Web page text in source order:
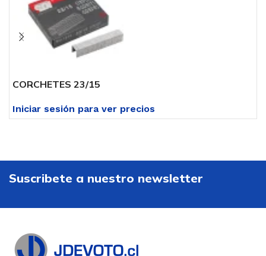
CORCHETES 23/15
Iniciar sesión para ver precios
Suscribete a nuestro newsletter